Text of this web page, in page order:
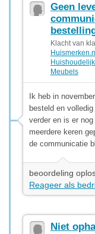
Geen
Klacht van
Meubels
Ik heb in
besteld en
verder en is er
meerdere keren
de communicatie
beoordeling
Reageer als
Niet